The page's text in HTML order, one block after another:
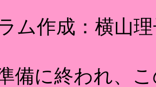
ム作成：横山
備に終われ、